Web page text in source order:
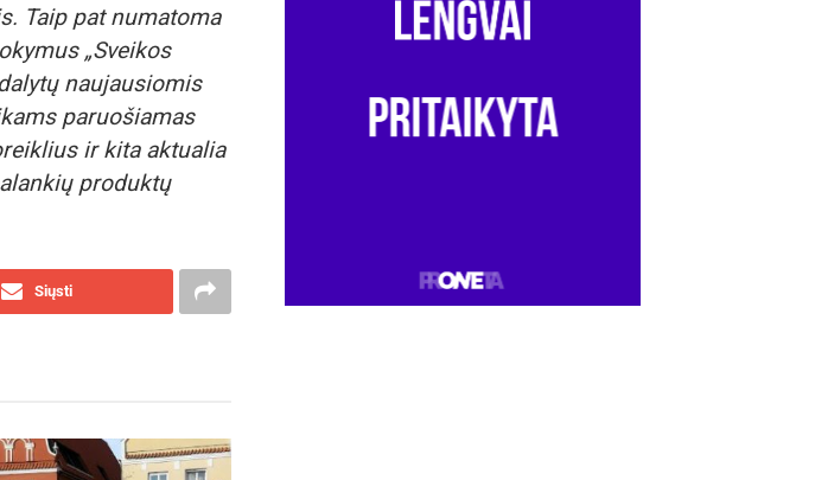
Taip pat numatoma
„Sveikos
naujausiomis
paruošiamas
ir kita aktualia
produktų
Siųsti